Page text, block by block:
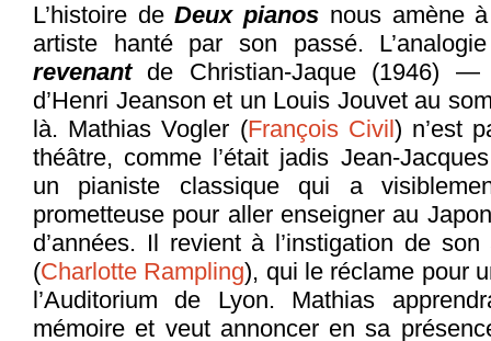
L’histoire deDeux pianos nous amène
artiste hanté par son passé.
revenant de Christian-Jaque (1946)
d’Henri Jeanson et un Louis Jouvet au
là. Mathias Vogler (François Civil) n’est
théâtre, comme l’était jadis Jean-
un pianiste classique qui a
prometteuse pour aller enseigner au
d’années. Il revient à l’instigation de
(Charlotte Rampling), qui le réclame pour
l’Auditorium de Lyon. Mathias
mémoire et veut annoncer en sa